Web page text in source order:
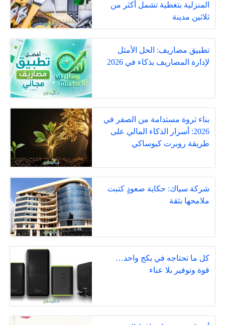
المنزلية بتغطية تشمل أكثر من
ثلاثين مدينة
تطبيق مصاريف: الحل الأمثل
لإدارة المصاريف بذكاء في 2026
بناء ثروة مستدامة من الصفر في
2026: أسرار الذكاء المالي على
طريقة روبرت كيوساكي
شركة سياك: حكاية صعودٍ كتبت
ملامحها بثقة
كل ما تحتاجه في بكج واحد…
قوة وتوفير بلا عناء